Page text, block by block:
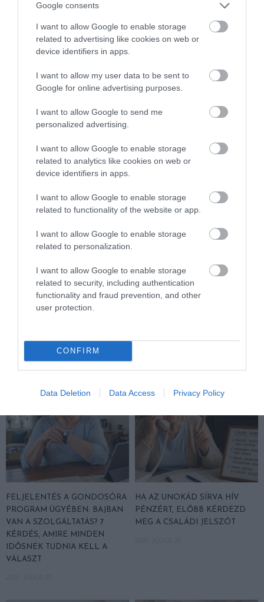
Google consents
I want to allow Google to enable storage
related to advertising like cookies on web or
device identifiers in apps.
I want to allow my user data to be sent to
Google for online advertising purposes.
I want to allow Google to send me
personalized advertising.
I want to allow Google to enable storage
related to analytics like cookies on web or
device identifiers in apps.
I want to allow Google to enable storage
related to functionality of the website or app.
I want to allow Google to enable storage
related to personalization.
I want to allow Google to enable storage
related to security, including authentication
functionality and fraud prevention, and other
user protection.
CONFIRM
Data Deletion Data Access Privacy Policy
NEM TE VAGY BÉNA, CSAK AZ
APP HISZI MAGÁRÓL, HOGY
2026. AUGUSZTUS 07.
MIT EGYÜNK, HA 70 FELETT IS
FELJELENTÉS A GONDOSÓRA
PROGRAM ÜGYÉBEN: BAJBAN
VAN A SZOLGÁLTATÁS? 7
KÉRDÉS, AMIRE MINDEN
IDŐSNEK TUDNIA KELL A
VÁLASZT
HA AZ UNOKÁD SÍRVA HÍV
PÉNZÉRT, ELŐBB KÉRDEZD
MEG A CSALÁDI JELSZÓT